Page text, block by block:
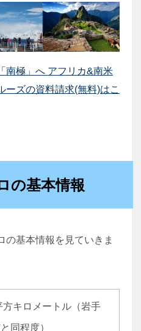
南極」へ アフリカ&南米
ーズの資料請求(無料)はこ
の基本情報
の基本情報を見ていきま
方キロメートル（岩手
同程度）